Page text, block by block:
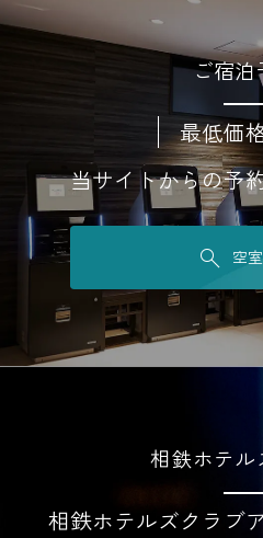
ご宿泊
最低価
当サイトからの予
空
相鉄ホテル
相鉄ホテルズクラブ